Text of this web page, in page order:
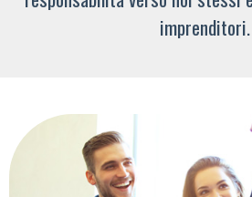
imprenditori.